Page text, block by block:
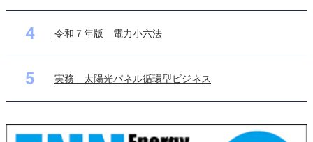
4 令和７年版 電力小六法
5 実務 太陽光パネル循環型ビジネス